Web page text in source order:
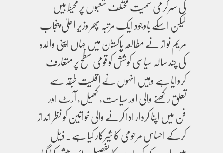
کی سرگرمی سمیت مختلف شعبوں پر محیط ہیں
لیکن اسکے باوجود ایک مرتبہ پھر وزیر اعلیٰ پنجاب
مریم نواز نے مطالعہ پاکستان میں جہاں اپنی والدہ
کی چند سالہ سیاسی کوشش کو قومی سطح پر متعارف
کروایا ہے وہیں انہوں نے اقلیت طبقہ سے
تعلق رکھنے والی اور سیاست، کھیل، آرٹ اور
فن میں اپنا کردار ادا کرنے والی خواتین کو نظر انداز
کرکے احساس مرحومی کا شرکار کیا ہے۔ ذیل